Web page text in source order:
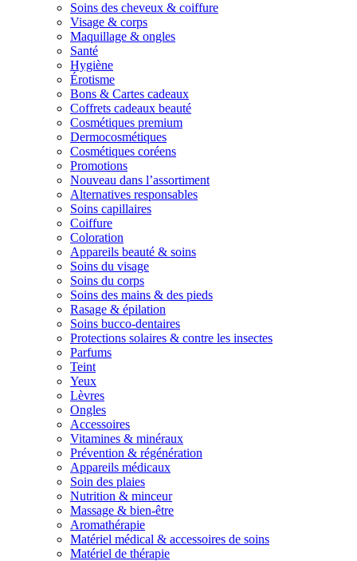
Soins des cheveux & coiffure
Visage & corps
Maquillage & ongles
Santé
Hygiène
Érotisme
Bons & Cartes cadeaux
Coffrets cadeaux beauté
Cosmétiques premium
Dermocosmétiques
Cosmétiques coréens
Promotions
Nouveau dans l’assortiment
Alternatives responsables
Soins capillaires
Coiffure
Coloration
Appareils beauté & soins
Soins du visage
Soins du corps
Soins des mains & des pieds
Rasage & épilation
Soins bucco-dentaires
Protections solaires & contre les insectes
Parfums
Teint
Yeux
Lèvres
Ongles
Accessoires
Vitamines & minéraux
Prévention & régénération
Appareils médicaux
Soin des plaies
Nutrition & minceur
Massage & bien-être
Aromathérapie
Matériel médical & accessoires de soins
Matériel de thérapie